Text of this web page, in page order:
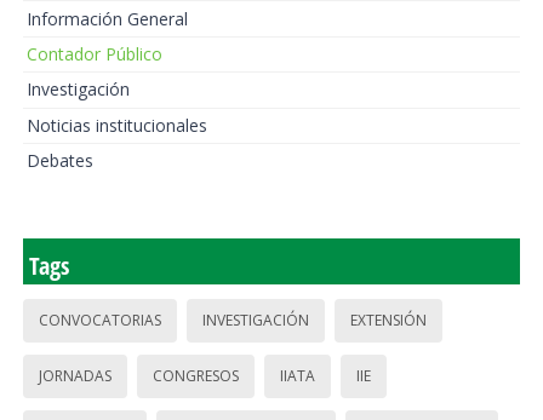
Información General
Contador Público
Investigación
Noticias institucionales
Debates
Tags
CONVOCATORIAS INVESTIGACIÓN EXTENSIÓN
JORNADAS CONGRESOS IIATA IIE